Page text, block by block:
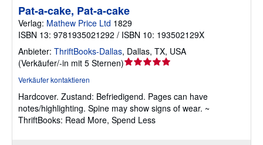
Pat-a-cake, Pat-a-cake
Verlag: Mathew Price Ltd 1829
ISBN 13: 9781935021292 / ISBN 10: 193502129X
Anbieter: ThriftBooks-Dallas, Dallas, TX, USA
(Verkäufer/-in mit 5 Sternen)Verkäuferbewertung
5
Sternen
Verkäufer kontaktieren
Hardcover. Zustand: Befriedigend. Pages can have
notes/highlighting. Spine may show signs of wear. ~
ThriftBooks: Read More, Spend Less